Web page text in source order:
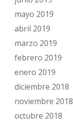
mayo 2019
abril 2019
marzo 2019
febrero 2019
enero 2019
diciembre 2018
noviembre 2018
octubre 2018